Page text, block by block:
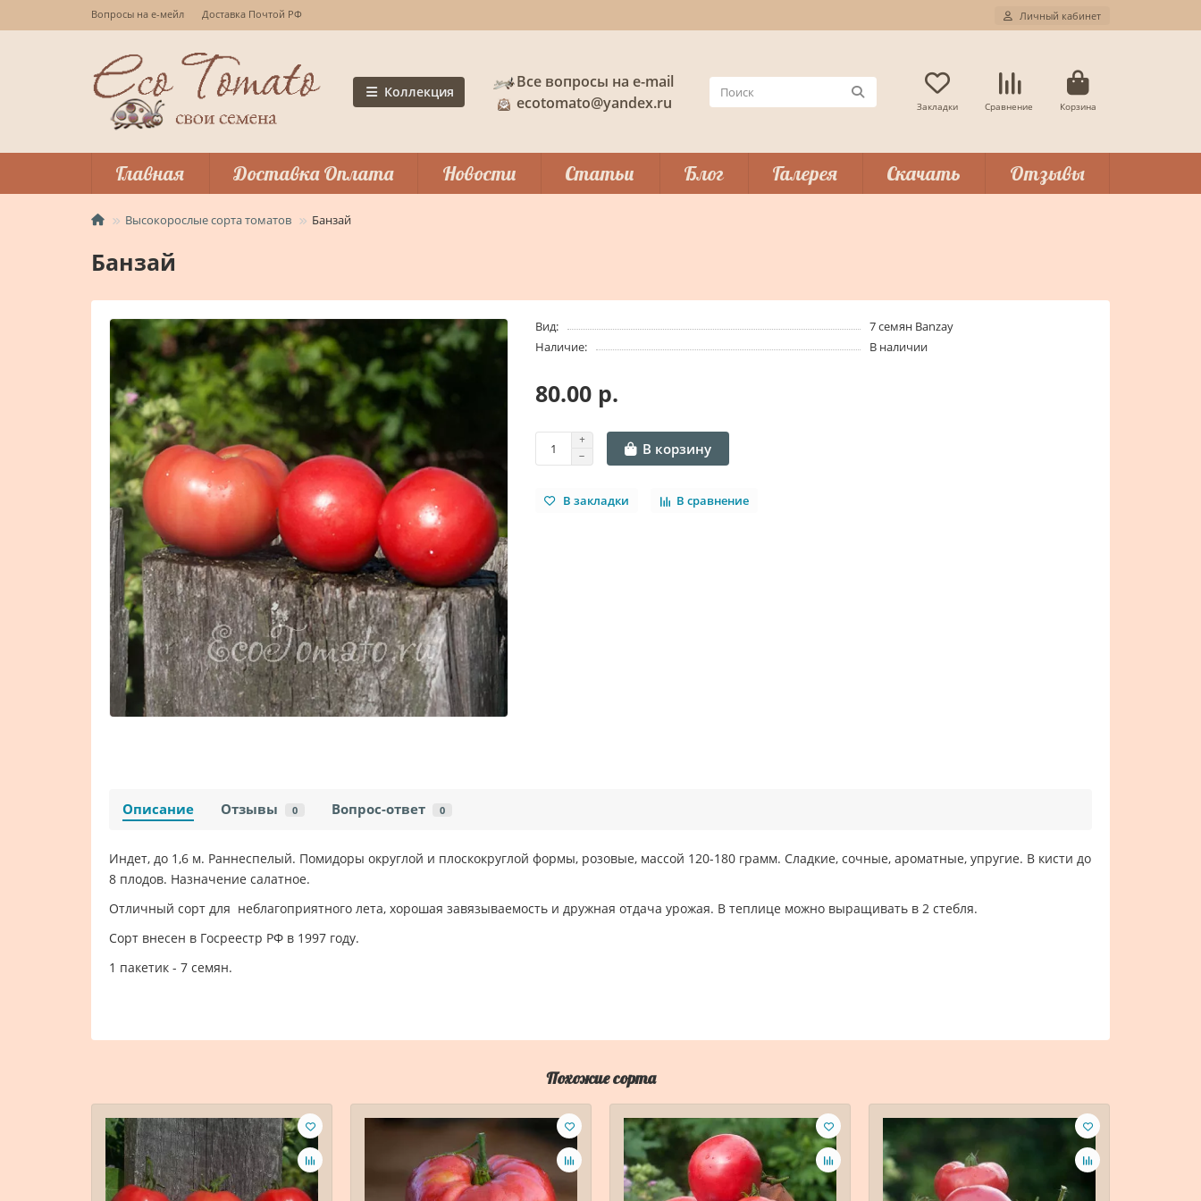
Вопросы на е-мейл Доставка Почтой РФ Личный кабинет
Коллекция
Все вопросы на e-mail
ecotomato@yandex.ru
Закладки Сравнение Корзина
Главная Доставка Оплата Новости Статьи Блог Галерея Скачать Отзывы
Высокорослые сорта томатов Банзай
Банзай
Вид:
7 семян Banzay
Наличие:
В наличии
80.00 р.
В корзину
В закладки В сравнение
Описание Отзывы 0 Вопрос-ответ 0
Индет, до 1,6 м. Раннеспелый. Помидоры округлой и плоскокруглой формы, розовые, массой 120-180 грамм. Сладкие, сочные, ароматные, упругие. В кисти до
8 плодов. Назначение салатное.
Отличный сорт для неблагоприятного лета, хорошая завязываемость и дружная отдача урожая. В теплице можно выращивать в 2 стебля.
Сорт внесен в Госреестр РФ в 1997 году.
1 пакетик - 7 семян.
Похожие сорта